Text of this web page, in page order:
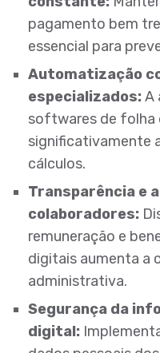
pagamento bem
essencial para
Automatização
especializados:A
softwares de folha
significativamente
cálculos.
Transparência e
colaboradores:
remuneração e
digitais aumenta a
administrativa.
Segurança da
digital: